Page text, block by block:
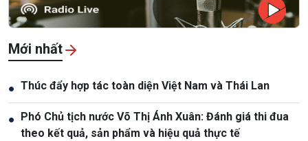
Mới nhất
● Thúc đẩy hợp tác toàn diện Việt Nam và Thái Lan
●
Phó Chủ tịch nước Võ Thị Ánh Xuân: Đánh giá thi đua
theo kết quả, sản phẩm và hiệu quả thực tế